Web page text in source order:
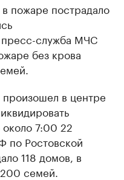
пожаре пострадало
служба МЧС
без крова
произошел в центре
около 7:00 22
по Ростовской
118 домов, в
семей.